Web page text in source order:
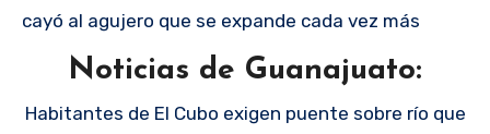
cayó al agujero que se expande cada vez más
Noticias de Guanajuato:
Habitantes de El Cubo exigen puente sobre río que